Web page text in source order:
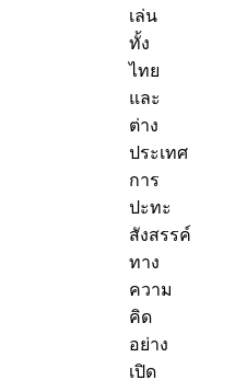
เล่น
ทั้ง
ไทย
และ
ต่าง
ประเทศ
การ
ปะทะ
สังสรรค์
ทาง
ความ
คิด
อย่าง
เปิด